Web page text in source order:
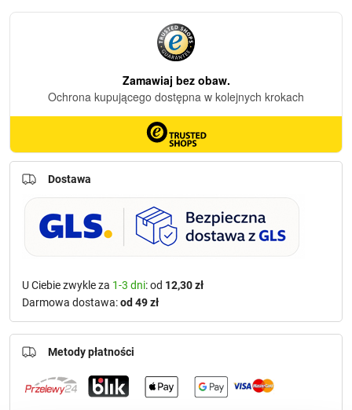
Dostawa
U Ciebie zwykle za 1-3 dni: od 12,30 zł
Darmowa dostawa:od 49 zł
Metody płatności